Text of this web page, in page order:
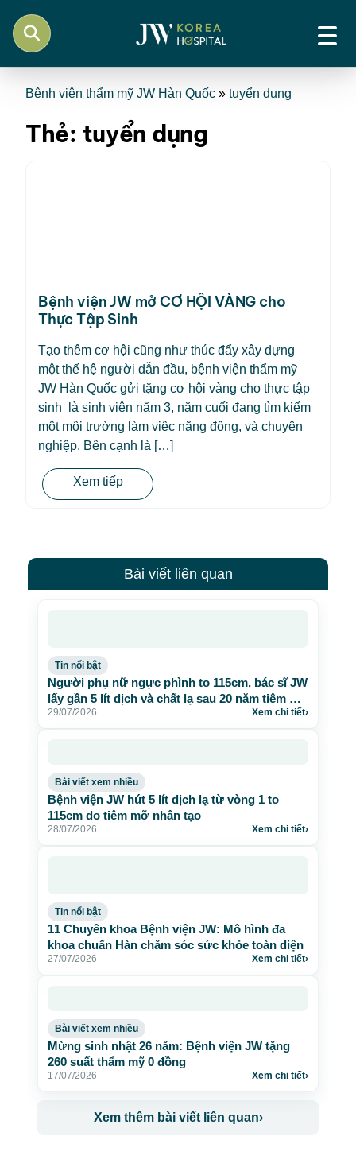
Bệnh viện thẩm mỹ JW Hàn Quốc » tuyển dụng
Thẻ: tuyển dụng
Bệnh viện JW mở CƠ HỘI VÀNG cho
Thực Tập Sinh
Tạo thêm cơ hội cũng như thúc đẩy xây dựng
một thế hệ người dẫn đầu, bệnh viện thẩm mỹ
JW Hàn Quốc gửi tặng cơ hội vàng cho thực tập
sinh là sinh viên năm 3, năm cuối đang tìm kiếm
một môi trường làm việc năng động, và chuyên
nghiệp. Bên cạnh là […]
Xem tiếp
Bài viết liên quan
Tin nổi bật
Người phụ nữ ngực phình to 115cm, bác sĩ JW
lấy gần 5 lít dịch và chất lạ sau 20 năm tiêm mỡ
nhân tạo
29/07/2026 Xem chi tiết›
Bài viết xem nhiều
Bệnh viện JW hút 5 lít dịch lạ từ vòng 1 to
115cm do tiêm mỡ nhân tạo
28/07/2026 Xem chi tiết›
Tin nổi bật
11 Chuyên khoa Bệnh viện JW: Mô hình đa
khoa chuẩn Hàn chăm sóc sức khỏe toàn diện
27/07/2026 Xem chi tiết›
Bài viết xem nhiều
Mừng sinh nhật 26 năm: Bệnh viện JW tặng
260 suất thẩm mỹ 0 đồng
17/07/2026 Xem chi tiết›
Xem thêm bài viết liên quan›